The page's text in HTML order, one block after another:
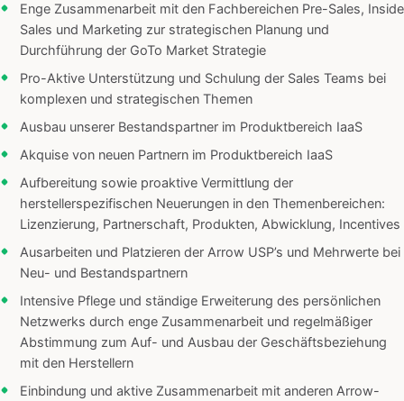
Enge Zusammenarbeit mit den Fachbereichen Pre-Sales, Inside
Sales und Marketing zur strategischen Planung und
Durchführung der GoTo Market Strategie
Pro-Aktive Unterstützung und Schulung der Sales Teams bei
komplexen und strategischen Themen
Ausbau unserer Bestandspartner im Produktbereich IaaS
Akquise von neuen Partnern im Produktbereich IaaS
Aufbereitung sowie proaktive Vermittlung der
herstellerspezifischen Neuerungen in den Themenbereichen:
Lizenzierung, Partnerschaft, Produkten, Abwicklung, Incentives
Ausarbeiten und Platzieren der Arrow USP’s und Mehrwerte bei
Neu- und Bestandspartnern
Intensive Pflege und ständige Erweiterung des persönlichen
Netzwerks durch enge Zusammenarbeit und regelmäßiger
Abstimmung zum Auf- und Ausbau der Geschäftsbeziehung
mit den Herstellern
Einbindung und aktive Zusammenarbeit mit anderen Arrow-